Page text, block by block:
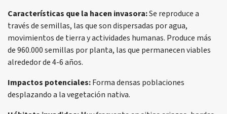
Características que la hacen invasora:Se reproduce a
través de semillas, las que son dispersadas por agua,
movimientos de tierra y actividades humanas. Produce más
de 960.000 semillas por planta, las que permanecen viables
alrededor de 4-6 años.
Impactos potenciales:Forma densas poblaciones
desplazando a la vegetación nativa.